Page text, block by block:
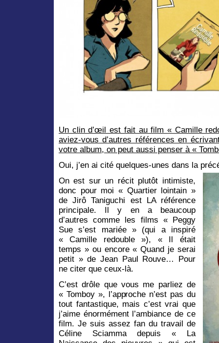
Un clin d’œil est fait au film « Camille
aviez-vous d’autres références en
votre album, on peut aussi penser à «
Oui, j’en ai cité quelques-unes dans la
On est sur un récit plutôt intimiste,
donc pour moi « Quartier lointain »
de Jirô Taniguchi est LA référence
principale. Il y en a beaucoup
d’autres comme les films « Peggy
Sue s’est mariée » (qui a inspiré
« Camille redouble »), « Il était
temps » ou encore « Quand je serai
petit » de Jean Paul Rouve… Pour
ne citer que ceux-là.
C’est drôle que vous me parliez de
« Tomboy », l’approche n’est pas du
tout fantastique, mais c’est vrai que
j’aime énormément l’ambiance de ce
film. Je suis assez fan du travail de
Céline Sciamma depuis « La